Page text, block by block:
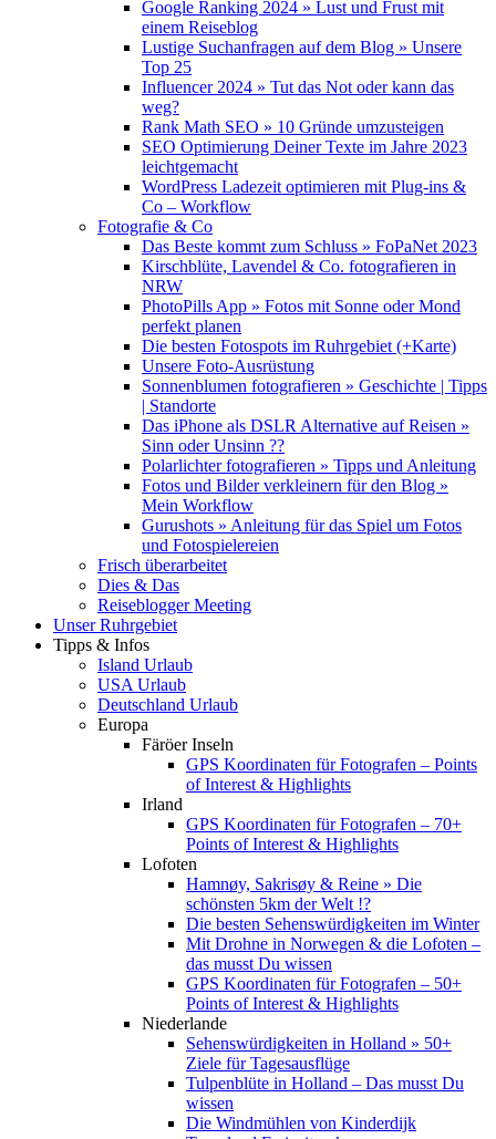
Google Ranking 2024 » Lust und Frust mit
einem Reiseblog
Lustige Suchanfragen auf dem Blog » Unsere
Top 25
Influencer 2024 » Tut das Not oder kann das
weg?
Rank Math SEO » 10 Gründe umzusteigen
SEO Optimierung Deiner Texte im Jahre 2023
leichtgemacht
WordPress Ladezeit optimieren mit Plug-ins &
Co – Workflow
Fotografie & Co
Das Beste kommt zum Schluss » FoPaNet 2023
Kirschblüte, Lavendel & Co. fotografieren in
NRW
PhotoPills App » Fotos mit Sonne oder Mond
perfekt planen
Die besten Fotospots im Ruhrgebiet (+Karte)
Unsere Foto-Ausrüstung
Sonnenblumen fotografieren » Geschichte | Tipps
| Standorte
Das iPhone als DSLR Alternative auf Reisen »
Sinn oder Unsinn ??
Polarlichter fotografieren » Tipps und Anleitung
Fotos und Bilder verkleinern für den Blog »
Mein Workflow
Gurushots » Anleitung für das Spiel um Fotos
und Fotospielereien
Frisch überarbeitet
Dies & Das
Reiseblogger Meeting
Unser Ruhrgebiet
Tipps & Infos
Island Urlaub
USA Urlaub
Deutschland Urlaub
Europa
Färöer Inseln
GPS Koordinaten für Fotografen – Points
of Interest & Highlights
Irland
GPS Koordinaten für Fotografen – 70+
Points of Interest & Highlights
Lofoten
Hamnøy, Sakrisøy & Reine » Die
schönsten 5km der Welt !?
Die besten Sehenswürdigkeiten im Winter
Mit Drohne in Norwegen & die Lofoten –
das musst Du wissen
GPS Koordinaten für Fotografen – 50+
Points of Interest & Highlights
Niederlande
Sehenswürdigkeiten in Holland » 50+
Ziele für Tagesausflüge
Tulpenblüte in Holland – Das musst Du
wissen
Die Windmühlen von Kinderdijk